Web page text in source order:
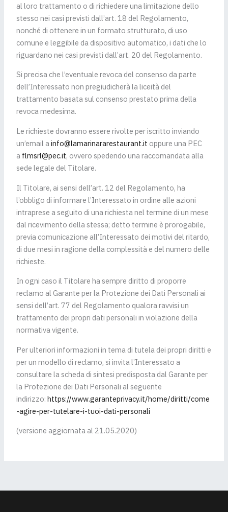
al loro trattamento o di richiedere una limitazione dello
stesso nei casi previsti dall’art. 18 del Regolamento,
nonché di ottenere in un formato strutturato, di uso
comune e leggibile da dispositivo automatico, i dati che lo
riguardano nei casi previsti dall’art. 20 del Regolamento.
Si precisa che l’eventuale revoca del consenso da parte
dell’Interessato non pregiudicherà la liceità del
trattamento basata sul consenso prestato prima della
revoca medesima.
Le richieste dovranno essere rivolte per iscritto inviando
un’email ainfo@lamarinararestaurant.it oppure una PEC
a flmsrl@pec.it, ovvero spedendo una raccomandata alla
sede legale del Titolare.
Il Titolare, ai sensi dell’art. 12 del Regolamento, ha
l’obbligo di informare l’Interessato in ordine alle azioni
intraprese a seguito di una richiesta nel termine di un mese
dal ricevimento della stessa; detto termine è prorogabile,
previa comunicazione all’Interessato dei motivi del ritardo,
di due mesi in ragione della complessità e del numero delle
richieste.
In ogni caso il Titolare ha sempre diritto di proporre
reclamo al Garante per la Protezione dei Dati Personali ai
sensi dell’art. 77 del Regolamento qualora ravvisi un
trattamento dei propri dati personali in violazione della
normativa vigente.
Per ulteriori informazioni in tema di tutela dei propri diritti e
per un modello di reclamo, si invita l’Interessato a
consultare la scheda di sintesi predisposta dal Garante per
la Protezione dei Dati Personali al seguente
indirizzo:https://www.garanteprivacy.it/home/diritti/come
-agire-per-tutelare-i-tuoi-dati-personali
(versione aggiornata al 21.05.2020)